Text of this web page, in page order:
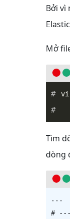
Bởi vì
Mở
Tìm
dòng
...
#